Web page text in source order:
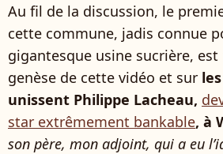
Au fil de la discussion, le
cette commune, jadis connue
gigantesque usine sucrière, est
genèse de cette vidéo et sur
unissent Philippe Lacheau,
star extrêmement bankable, à
son père, mon adjoint, qui a eu